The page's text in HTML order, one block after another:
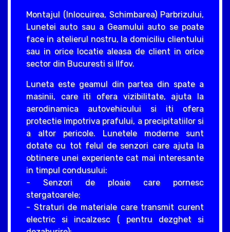
Montajul (Inlocuirea, Schimbarea) Parbrizului,
Lunetei auto sau a Geamului auto se poate
face in atelierul nostru, la domiciliu clientului
sau in orice locatie aleasa de client in orice
sector din Bucuresti si Ilfov.
Luneta este geamul din partea din spate a
masinii, care iti ofera vizibilitate, ajuta la
aerodinamica autovehicului si iti ofera
protectie impotriva prafului, a precipitatiilor si
a altor pericole. Lunetele moderne sunt
dotate cu tot felul de senzori care ajuta la
obtinere unei experiente cat mai interesante
in timpul condusului:
- Senzori de ploaie care pornesc
stergatoarele;
- Straturi de materiale care transmit curent
electric si incalzesc ( pentru dezghet si